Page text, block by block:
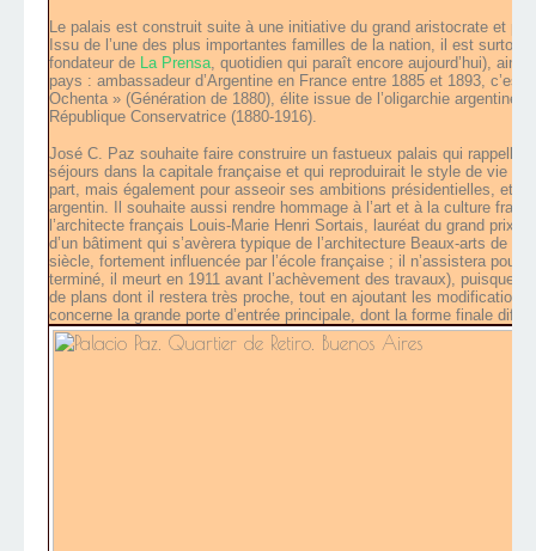
Le palais est construit suite à une initiative du grand aristocrate et
Issu de l’une des plus importantes familles de la nation, il est
fondateur de La Prensa, quotidien qui paraît encore aujourd’hui),
pays : ambassadeur d’Argentine en France entre 1885 et 1893,
Ochenta » (Génération de 1880), élite issue de l’oligarchie argentine
République Conservatrice (1880-1916).
José C. Paz souhaite faire construire un fastueux palais qui
séjours dans la capitale française et qui reproduirait le style de vie
part, mais également pour asseoir ses ambitions présidentielles, et
argentin. Il souhaite aussi rendre hommage à l’art et à la culture
l’architecte français Louis-Marie Henri Sortais, lauréat du grand prix
d’un bâtiment qui s’avèrera typique de l’architecture Beaux-arts de
siècle, fortement influencée par l’école française ; il n’assistera
terminé, il meurt en 1911 avant l’achèvement des travaux), puisque
de plans dont il restera très proche, tout en ajoutant les
concerne la grande porte d’entrée principale, dont la forme finale